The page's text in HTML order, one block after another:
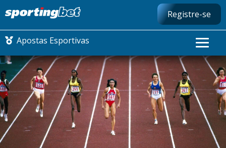
Registre-se
Apostas Esportivas
CONMEBOL LIBERTADORES
FUTEBOL NACIONAL
FUTEBOL INTERNACIONAL